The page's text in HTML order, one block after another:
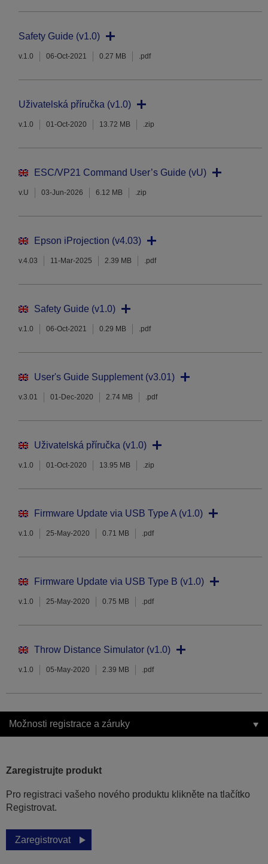
Safety Guide (v1.0)
v.1.0 06-Oct-2021 0.27 MB .pdf
Uživatelská příručka (v1.0)
v.1.0 01-Oct-2020 13.72 MB .zip
ESC/VP21 Command User’s Guide (vU)
v.U 03-Jun-2026 6.12 MB .zip
Epson iProjection (v4.03)
v.4.03 11-Mar-2025 2.39 MB .pdf
Safety Guide (v1.0)
v.1.0 06-Oct-2021 0.29 MB .pdf
User's Guide Supplement (v3.01)
v.3.01 01-Dec-2020 2.74 MB .pdf
Uživatelská příručka (v1.0)
v.1.0 01-Oct-2020 13.95 MB .zip
Firmware Update via USB Type A (v1.0)
v.1.0 25-May-2020 0.71 MB .pdf
Firmware Update via USB Type B (v1.0)
v.1.0 25-May-2020 0.75 MB .pdf
Throw Distance Simulator (v1.0)
v.1.0 05-May-2020 2.39 MB .pdf
Možnosti registrace a záruky
Zaregistrujte produkt
Pro registraci vašeho nového produktu klikněte na tlačítko
Registrovat.
Zaregistrovat